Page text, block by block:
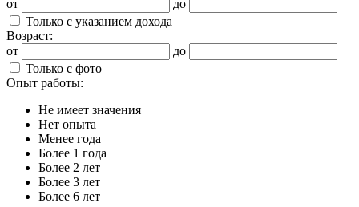
от
до
Только с указанием дохода
Возраст:
от
до
Только с фото
Опыт работы:
Не имеет значения
Нет опыта
Менее года
Более 1 года
Более 2 лет
Более 3 лет
Более 6 лет